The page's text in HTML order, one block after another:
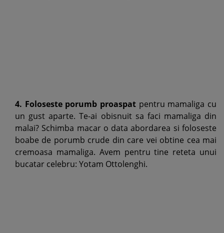
4. Foloseste porumb proaspat pentru mamaliga cu
un gust aparte. Te-ai obisnuit sa faci mamaliga din
malai? Schimba macar o data abordarea si foloseste
boabe de porumb crude din care vei obtine cea mai
cremoasa mamaliga. Avem pentru tine reteta unui
bucatar celebru: Yotam Ottolenghi.